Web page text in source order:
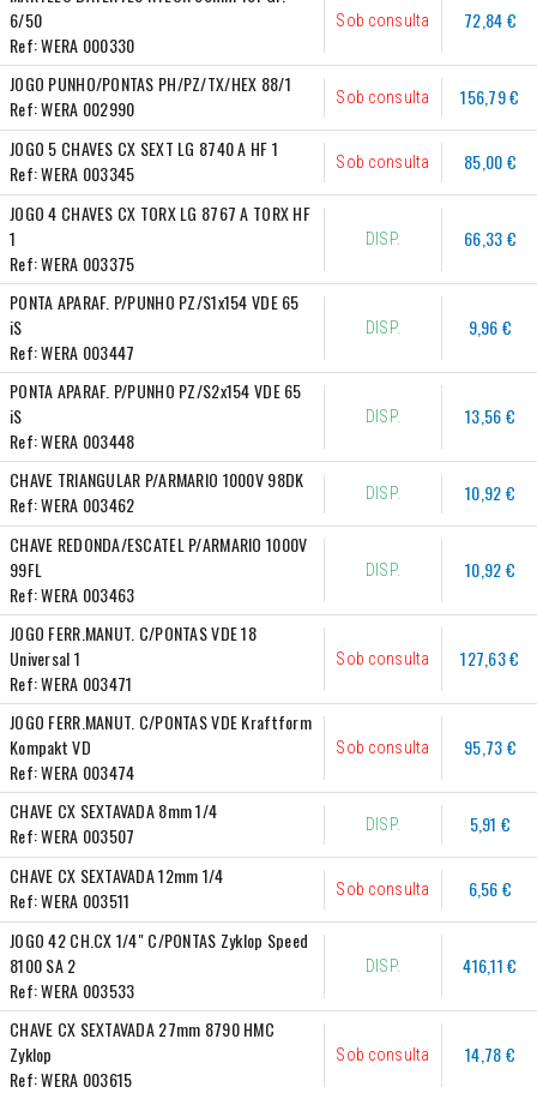
6/50
Ref:WERA 000330
Sob consulta 72,84 €
JOGO PUNHO/PONTAS PH/PZ/TX/HEX 88/1
Ref:WERA 002990 Sob consulta 156,79 €
JOGO 5 CHAVES CX SEXT LG 8740 A HF 1
Ref:WERA 003345 Sob consulta 85,00 €
JOGO 4 CHAVES CX TORX LG 8767 A TORX HF
1
Ref:WERA 003375
DISP. 66,33 €
PONTA APARAF. P/PUNHO PZ/S1x154 VDE 65
iS
Ref:WERA 003447
DISP. 9,96 €
PONTA APARAF. P/PUNHO PZ/S2x154 VDE 65
iS
Ref:WERA 003448
DISP. 13,56 €
CHAVE TRIANGULAR P/ARMARIO 1000V 98DK
Ref:WERA 003462 DISP. 10,92 €
CHAVE REDONDA/ESCATEL P/ARMARIO 1000V
99FL
Ref:WERA 003463
DISP. 10,92 €
JOGO FERR.MANUT. C/PONTAS VDE 18
Universal 1
Ref:WERA 003471
Sob consulta 127,63 €
JOGO FERR.MANUT. C/PONTAS VDE Kraftform
Kompakt VD
Ref:WERA 003474
Sob consulta 95,73 €
CHAVE CX SEXTAVADA 8mm 1/4
Ref:WERA 003507 DISP. 5,91 €
CHAVE CX SEXTAVADA 12mm 1/4
Ref:WERA 003511 Sob consulta 6,56 €
JOGO 42 CH.CX 1/4" C/PONTAS Zyklop Speed
8100 SA 2
Ref:WERA 003533
DISP. 416,11 €
CHAVE CX SEXTAVADA 27mm 8790 HMC
Zyklop
Ref:WERA 003615
Sob consulta 14,78 €